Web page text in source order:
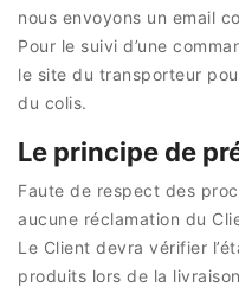
nous envoyons un email
Pour le suivi d’une
le site du transporteur
du colis.
Le principe de
Faute de respect des
aucune réclamation du
Le Client devra vérifier
produits lors de la